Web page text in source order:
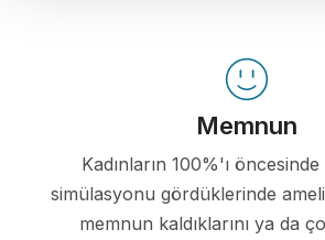
Memnun
Kadınların 100%'ı
simülasyonu gördüklerinde
memnun kaldıklarını ya da